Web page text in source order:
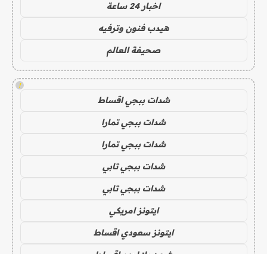
اخبار 24 ساعة
هيدب فنون وترفيه
صحيفة العالم
!
شدات ببجي اقساط
شدات ببجي تمارا
شدات ببجي تمارا
شدات ببجي تابي
شدات ببجي تابي
ايتونز امريكي
ايتونز سعودي اقساط